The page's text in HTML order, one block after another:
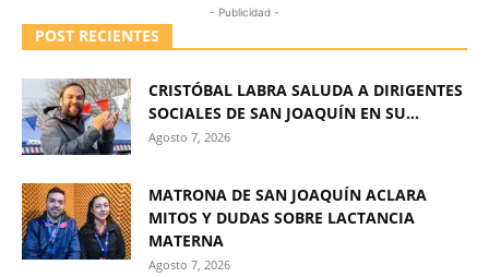
- Publicidad -
POST RECIENTES
CRISTÓBAL LABRA SALUDA A DIRIGENTES
SOCIALES DE SAN JOAQUÍN EN SU...
Agosto 7, 2026
MATRONA DE SAN JOAQUÍN ACLARA
MITOS Y DUDAS SOBRE LACTANCIA
MATERNA
Agosto 7, 2026